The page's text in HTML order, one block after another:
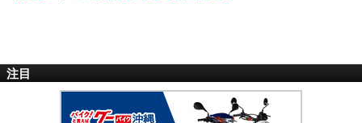
注目